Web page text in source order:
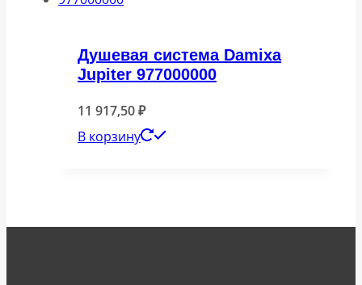
Душевая система Damixa
Jupiter 977000000
11 917,50₽
В корзину